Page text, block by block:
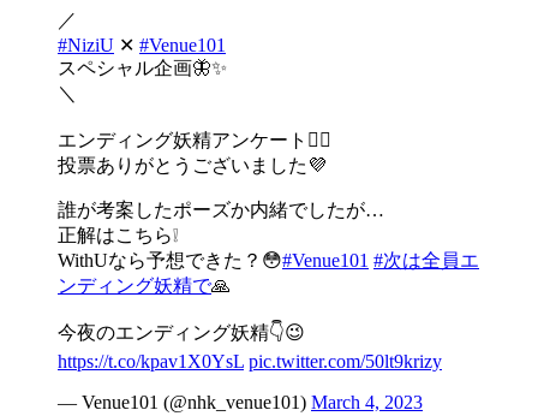
／
#NiziU ✕ #Venue101
スペシャル企画🦋✨
＼
エンディング妖精アンケート🧚‍♀️
投票ありがとうございました💜
誰が考案したポーズか内緒でしたが…
正解はこちら❕
WithUなら予想できた？😳#Venue101 #次は全員エ
ンディング妖精で🙏
今夜のエンディング妖精👇😉
https://t.co/kpav1X0YsL pic.twitter.com/50lt9krizy
— Venue101 (@nhk_venue101) March 4, 2023